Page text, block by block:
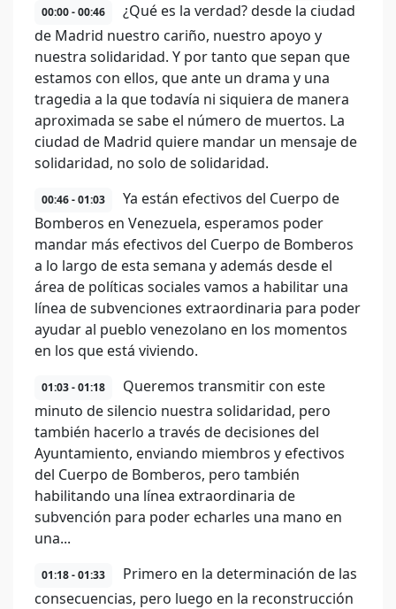
00:00 - 00:46
¿Qué es la verdad? desde la ciudad
de Madrid nuestro cariño, nuestro apoyo y
nuestra solidaridad. Y por tanto que sepan que
estamos con ellos, que ante un drama y una
tragedia a la que todavía ni siquiera de manera
aproximada se sabe el número de muertos. La
ciudad de Madrid quiere mandar un mensaje de
solidaridad, no solo de solidaridad.
00:46 - 01:03
Ya están efectivos del Cuerpo de
Bomberos en Venezuela, esperamos poder
mandar más efectivos del Cuerpo de Bomberos
a lo largo de esta semana y además desde el
área de políticas sociales vamos a habilitar una
línea de subvenciones extraordinaria para poder
ayudar al pueblo venezolano en los momentos
en los que está viviendo.
01:03 - 01:18
Queremos transmitir con este
minuto de silencio nuestra solidaridad, pero
también hacerlo a través de decisiones del
Ayuntamiento, enviando miembros y efectivos
del Cuerpo de Bomberos, pero también
habilitando una línea extraordinaria de
subvención para poder echarles una mano en
una...
01:18 - 01:33
Primero en la determinación de las
consecuencias, pero luego en la reconstrucción